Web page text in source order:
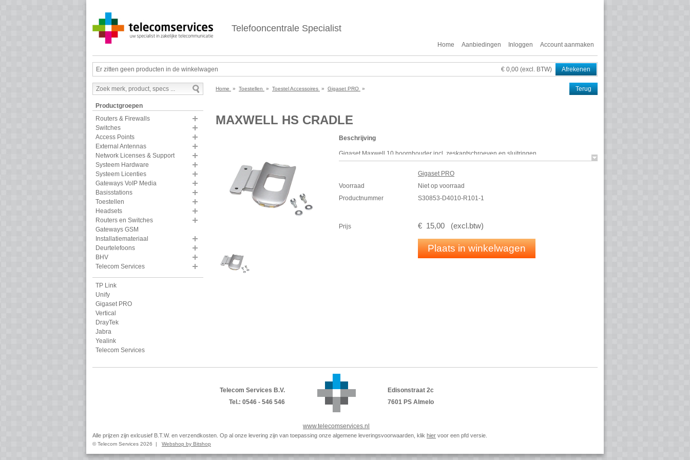
Telefooncentrale Specialist
Home Aanbiedingen Inloggen Account aanmaken
Er zitten geen producten in de winkelwagen € 0,00 (excl. BTW) Afrekenen
Productgroepen
Routers & Firewalls
Switches
Access Points
External Antennas
Network Licenses & Support
Systeem Hardware
Systeem Licenties
Gateways VoIP Media
Basisstations
Toestellen
Headsets
Routers en Switches
Gateways GSM
Installatiemateriaal
Deurtelefoons
BHV
Telecom Services
TP Link
Unify
Gigaset PRO
Vertical
DrayTek
Jabra
Yealink
Telecom Services
Home » Toestellen » Toestel Accessoires » Gigaset PRO » Terug
MAXWELL HS CRADLE
Beschrijving
Gigaset Maxwell 10 hoornhouder incl. zeskantschroeven en sluitringen.
Voor bedrade en draadlozeDECTMaxwell 10 handsets.
Gigaset PRO
Voorraad
Niet op voorraad
Productnummer
S30853-D4010-R101-1
Prijs € 15,00 (excl.btw)
Plaats in winkelwagen
Telecom Services B.V.
Edisonstraat 2c
Tel.: 0546 - 546 546
7601 PS Almelo
www.telecomservices.nl
Alle prijzen zijn exlcusief B.T.W. en verzendkosten. Op al onze levering zijn van toepassing onze algemene leveringsvoorwaarden, klik hier voor een pfd versie.
© Telecom Services 2026 | Webshop by Bitshop